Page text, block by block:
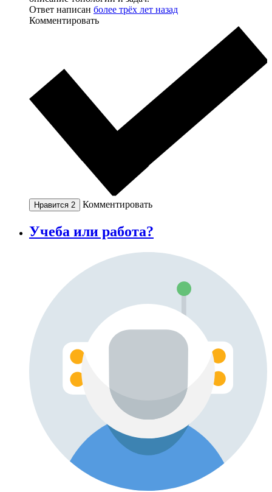
Ответ написан более трёх лет назад
Комментировать
Нравится 2 Комментировать
Учеба или работа?